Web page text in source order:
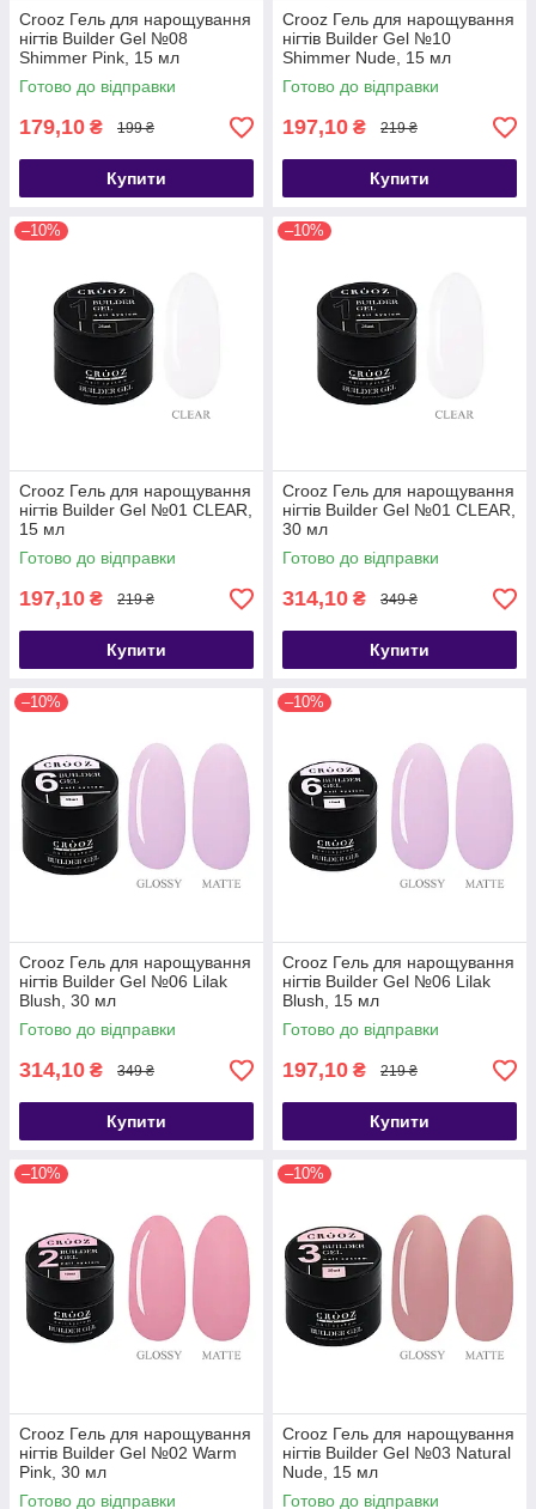
Crooz Гель для нарощування
нігтів Builder Gel №08
Shimmer Pink, 15 мл
Готово до відправки
179,10 ₴ 199 ₴
Купити
Crooz Гель для нарощування
нігтів Builder Gel №10
Shimmer Nude, 15 мл
Готово до відправки
197,10 ₴ 219 ₴
Купити
–10%
Crooz Гель для нарощування
нігтів Builder Gel №01 CLEAR,
15 мл
Готово до відправки
197,10 ₴ 219 ₴
Купити
–10%
Crooz Гель для нарощування
нігтів Builder Gel №01 CLEAR,
30 мл
Готово до відправки
314,10 ₴ 349 ₴
Купити
–10%
Crooz Гель для нарощування
нігтів Builder Gel №06 Lilak
Blush, 30 мл
Готово до відправки
314,10 ₴ 349 ₴
Купити
–10%
Crooz Гель для нарощування
нігтів Builder Gel №06 Lilak
Blush, 15 мл
Готово до відправки
197,10 ₴ 219 ₴
Купити
–10%
Crooz Гель для нарощування
нігтів Builder Gel №02 Warm
Pink, 30 мл
Готово до відправки
–10%
Crooz Гель для нарощування
нігтів Builder Gel №03 Natural
Nude, 15 мл
Готово до відправки